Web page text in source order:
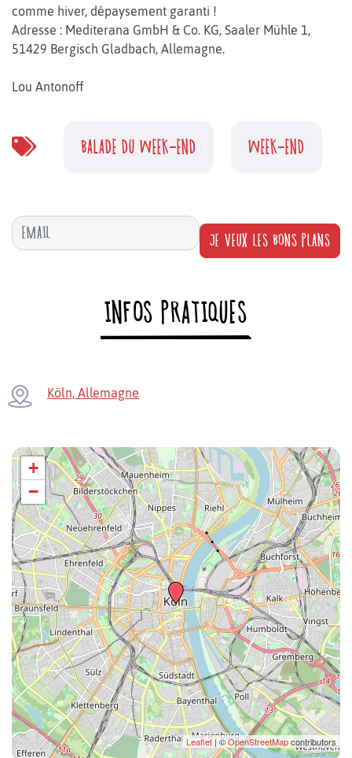
comme hiver, dépaysement garanti !
Adresse : Mediterana GmbH & Co. KG, Saaler Mühle 1,
51429 Bergisch Gladbach, Allemagne.
Lou Antonoff
BALADE DU WEEK-END WEEK-END
JE VEUX LES BONS PLANS
INFOS PRATIQUES
Köln, Allemagne
+
−
Leaflet| ©OpenStreetMapcontributors